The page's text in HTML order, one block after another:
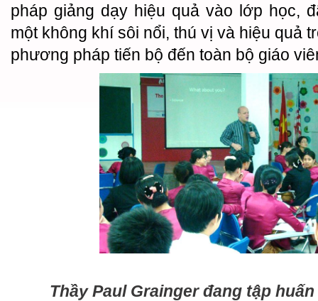
pháp giảng dạy hiệu quả vào lớp học,
một không khí sôi nổi, thú vị và hiệu quả
phương pháp tiến bộ đến toàn bộ giáo
Thầy Paul Grainger đang tập